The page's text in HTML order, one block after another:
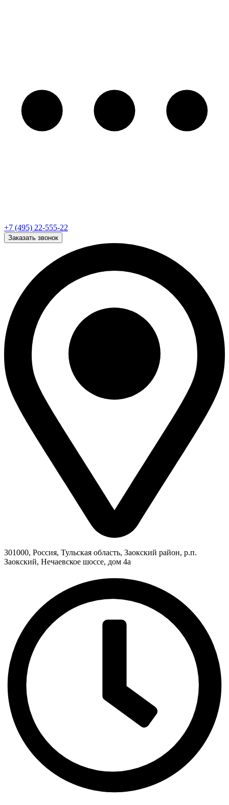
+7 (495) 22-555-22
Заказать звонок
301000, Россия, Тульская область, Заокский район, р.п.
Заокский, Нечаевское шоссе, дом 4а